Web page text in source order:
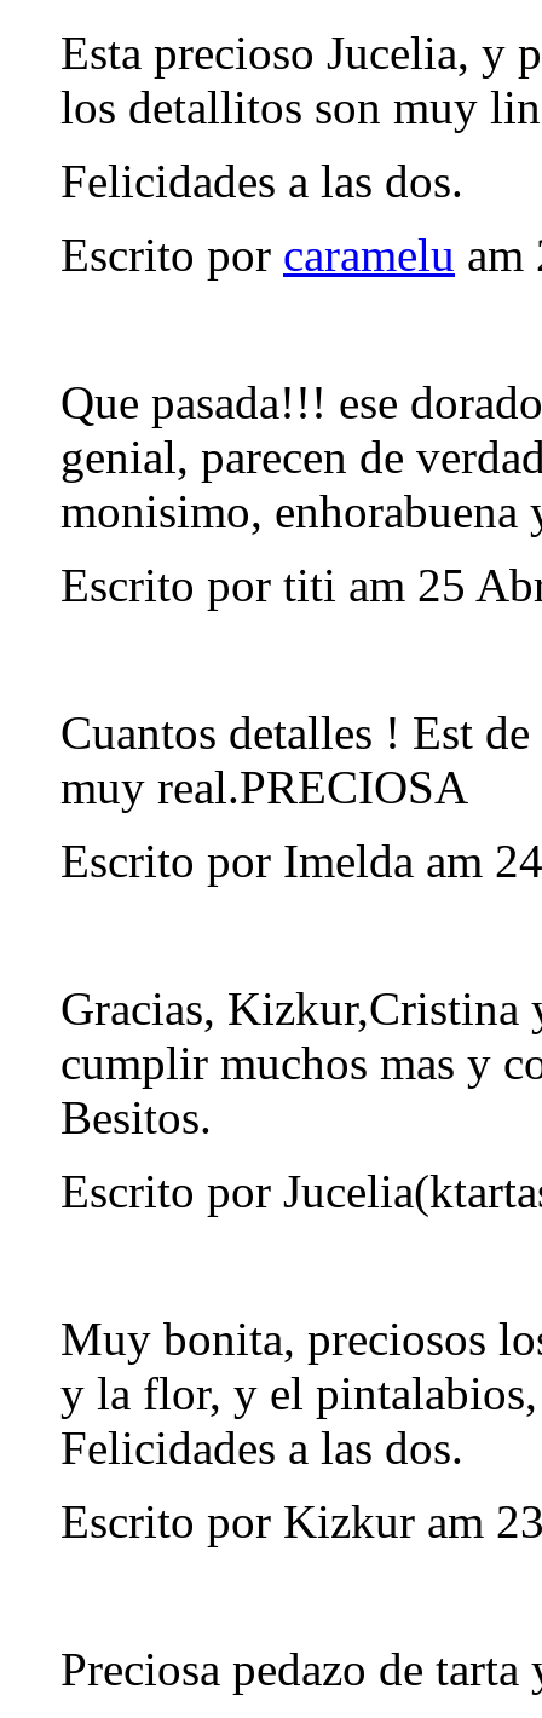
Esta precioso Jucelia, y
los detallitos son muy
Felicidades a las dos.
Escrito por caramelu am
Que pasada!!! ese
genial, parecen de
monisimo, enhorabuena
Escrito por titi am 25
Cuantos detalles ! Est
muy real.PRECIOSA
Escrito por Imelda am
Gracias, Kizkur,Cristina
cumplir muchos mas y
Besitos.
Escrito por
Muy bonita, preciosos
y la flor, y el pintalabios,
Felicidades a las dos.
Escrito por Kizkur am
Preciosa pedazo de